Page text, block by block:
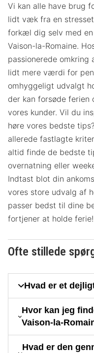
Vi kan alle have brug
lidt væk fra en
forkæl dig selv med
Vaison-la-Romaine.
passionerede omkring
lidt mere værdi for
omhyggeligt udvalgt
der kan forsøde
vores kunder. Vil du
høre vores bedste
allerede fastlagte
altid finde de bedste
overnatning eller
Indtast blot din
vores store udvalg af
passer bedst til dine
fortjener at holde ferie!
Ofte stillede
Hvad er et
Hvor kan jeg
Vaison-la-
Hvad er den